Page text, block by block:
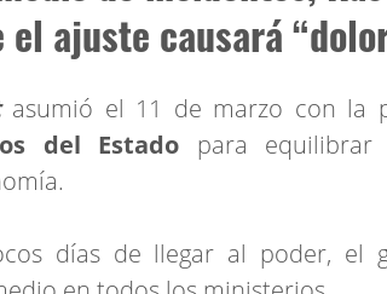
el ajuste causará
asumió el 11 de marzo con la
del Estado para
días de llegar al poder, el